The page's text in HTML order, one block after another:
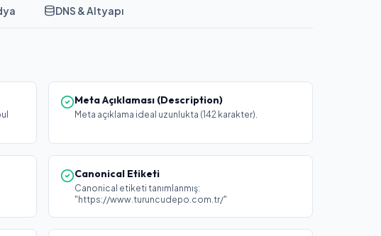
DNS & Altyapı
Meta Açıklaması (Description)
Meta açıklama ideal uzunlukta (142 karakter).
Canonical Etiketi
Canonical etiketi tanımlanmış:
"https://www.turuncudepo.com.tr/"